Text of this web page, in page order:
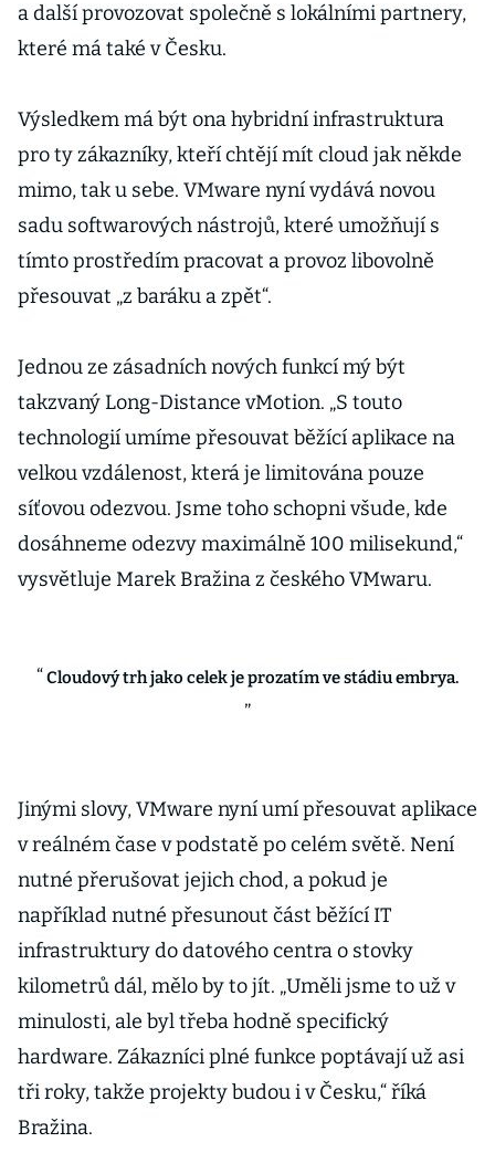
a další provozovat společně s lokálními partnery,
které má také v Česku.
Výsledkem má být ona hybridní infrastruktura
pro ty zákazníky, kteří chtějí mít cloud jak někde
mimo, tak u sebe. VMware nyní vydává novou
sadu softwarových nástrojů, které umožňují s
tímto prostředím pracovat a provoz libovolně
přesouvat „z baráku a zpět“.
Jednou ze zásadních nových funkcí mý být
takzvaný Long-Distance vMotion. „S touto
technologií umíme přesouvat běžící aplikace na
velkou vzdálenost, která je limitována pouze
síťovou odezvou. Jsme toho schopni všude, kde
dosáhneme odezvy maximálně 100 milisekund,“
vysvětluje Marek Bražina z českého VMwaru.
Cloudový trh jako celek je prozatím ve stádiu embrya.
Jinými slovy, VMware nyní umí přesouvat aplikace
v reálném čase v podstatě po celém světě. Není
nutné přerušovat jejich chod, a pokud je
například nutné přesunout část běžící IT
infrastruktury do datového centra o stovky
kilometrů dál, mělo by to jít. „Uměli jsme to už v
minulosti, ale byl třeba hodně specifický
hardware. Zákazníci plné funkce poptávají už asi
tři roky, takže projekty budou i v Česku,“ říká
Bražina.